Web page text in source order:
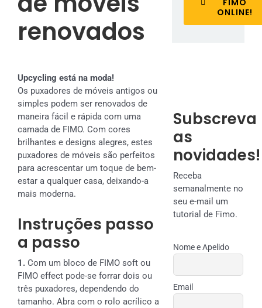
renovados
Upcycling está na moda!
Os puxadores de móveis antigos ou
simples podem ser renovados de
maneira fácil e rápida com uma
camada de FIMO. Com cores
brilhantes e designs alegres, estes
puxadores de móveis são perfeitos
para acrescentar um toque de bem-
estar a qualquer casa, deixando-a
mais moderna.
Instruções passo
a passo
1. Com um bloco de FIMO soft ou
FIMO effect pode-se forrar dois ou
três puxadores, dependendo do
tamanho. Abra com o rolo acrílico a
ONLINE!
Subscreva
as
novidades!
Receba
semanalmente no
seu e-mail um
tutorial de Fimo.
Nome e Apelido
Email